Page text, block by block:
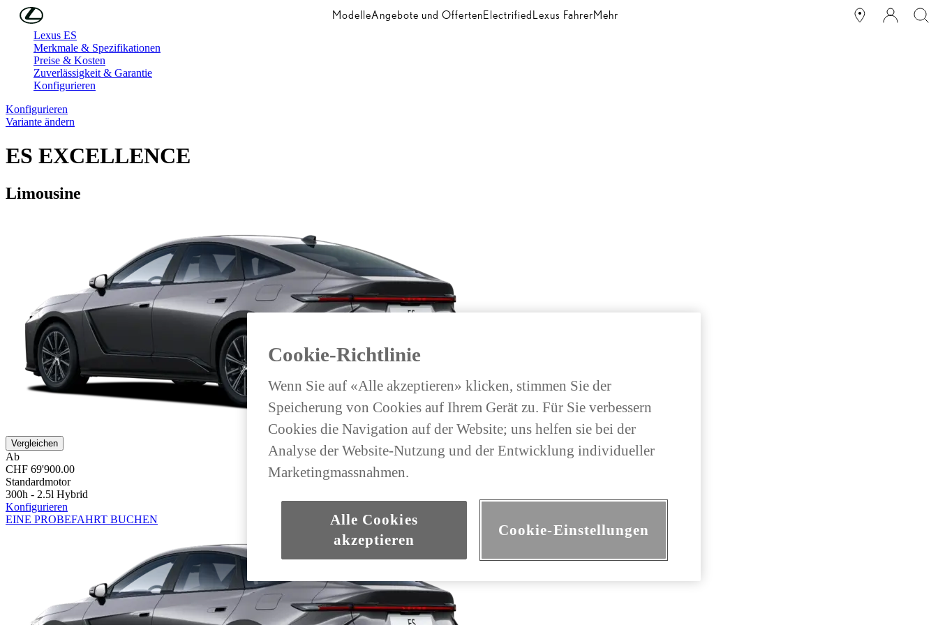
Skip to Main Content ModelleAngebote und OffertenElectrifiedLexus FahrerMehr
Lexus ES
Merkmale & Spezifikationen
Preise & Kosten
Zuverlässigkeit & Garantie
Konfigurieren
Konfigurieren
Variante ändern
ES EXCELLENCE
Limousine
Vergleichen
Ab
CHF 69'900.00
Standardmotor
300h - 2.5l Hybrid
Konfigurieren
EINE PROBEFAHRT BUCHEN
Cookie-Richtlinie
Wenn Sie auf «Alle akzeptieren» klicken, stimmen Sie der
Speicherung von Cookies auf Ihrem Gerät zu. Für Sie verbessern
Cookies die Navigation auf der Website; uns helfen sie bei der
Analyse der Website-Nutzung und der Entwicklung individueller
Marketingmassnahmen.
Alle Cookies
akzeptieren
Cookie-Einstellungen